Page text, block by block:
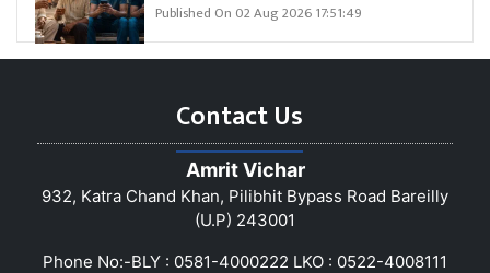
Published On 02 Aug 2026 17:51:49
Contact Us
Amrit Vichar
932, Katra Chand Khan, Pilibhit Bypass Road Bareilly
(U.P) 243001
Phone No:-BLY : 0581-4000222 LKO : 0522-4008111